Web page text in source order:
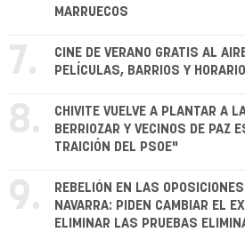
MARRUECOS
7.
CINE DE VERANO GRATIS AL
PELÍCULAS, BARRIOS Y
8.
CHIVITE VUELVE A PLANTAR A
BERRIOZAR Y VECINOS DE PAZ
TRAICIÓN DEL PSOE"
9.
REBELIÓN EN LAS
NAVARRA: PIDEN CAMBIAR EL
ELIMINAR LAS PRUEBAS